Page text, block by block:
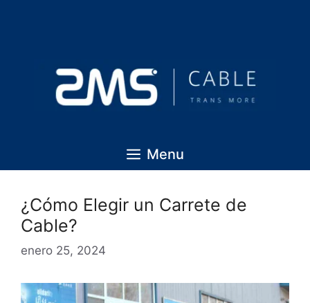
Menu
¿Cómo Elegir un Carrete de
Cable?
enero 25, 2024